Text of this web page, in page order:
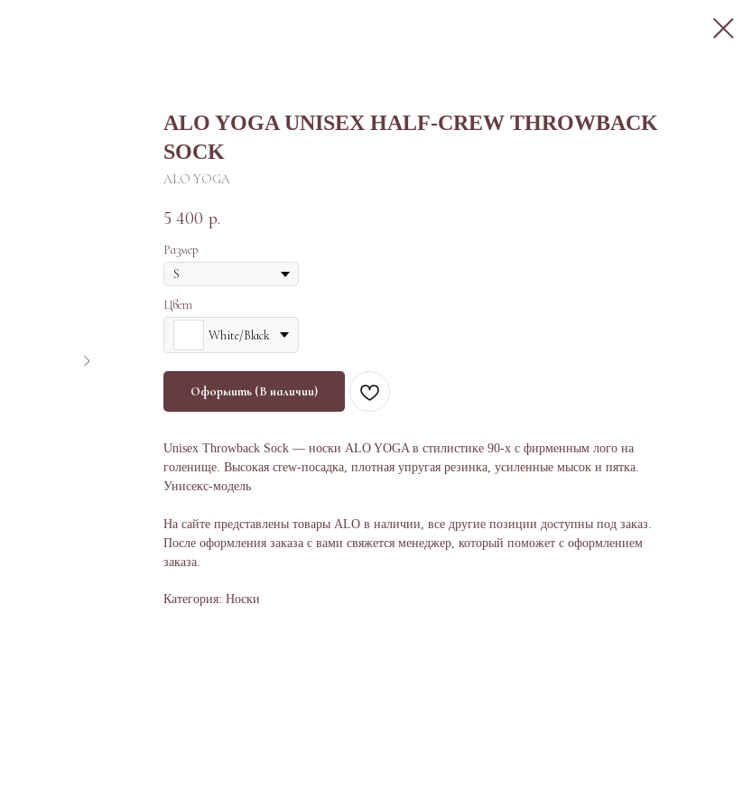
ALO YOGA UNISEX HALF-CREW THROWBACK
SOCK
ALO YOGA
5 400 р.
Размер
Цвет
White/Black
Оформить (В наличии)
Unisex Throwback Sock — носки ALO YOGA в стилистике 90-х с фирменным лого на
голенище. Высокая crew-посадка, плотная упругая резинка, усиленные мысок и пятка.
Унисекс-модель
На сайте представлены товары ALO в наличии, все другие позиции доступны под заказ.
После оформления заказа с вами свяжется менеджер, который поможет с оформлением
заказа.
Категория: Носки